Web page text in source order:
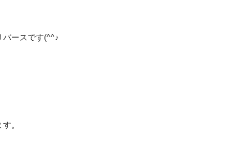
ースです(^^♪
。